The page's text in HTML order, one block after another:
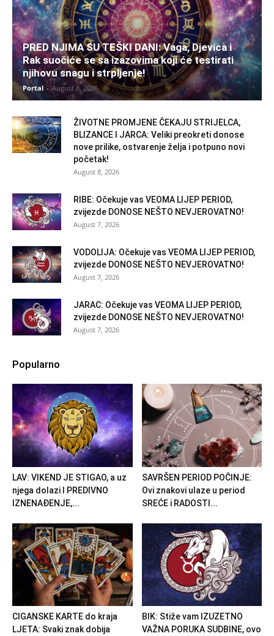
PRED NJIMA SU TEŠKI DANI: Vaga, Djevica i
Rak suočiće se sa izazovima koji će testirati
njihovu snagu i strpljenje!
Portal - August 8, 2026
ŽIVOTNE PROMJENE ČEKAJU STRIJELCA,
BLIZANCE I JARCA: Veliki preokreti donose
nove prilike, ostvarenje želja i potpuno novi
početak!
August 8, 2026
RIBE: Očekuje vas VEOMA LIJEP PERIOD,
zvijezde DONOSE NEŠTO NEVJEROVATNO!
August 7, 2026
VODOLIJA: Očekuje vas VEOMA LIJEP PERIOD,
zvijezde DONOSE NEŠTO NEVJEROVATNO!
August 7, 2026
JARAC: Očekuje vas VEOMA LIJEP PERIOD,
zvijezde DONOSE NEŠTO NEVJEROVATNO!
August 7, 2026
Popularno
LAV: VIKEND JE STIGAO, a uz
njega dolazi I PREDIVNO
IZNENAĐENJE,...
SAVRŠEN PERIOD POČINJE:
Ovi znakovi ulaze u period
SREĆE i RADOSTI...
CIGANSKE KARTE do kraja
LJETA: Svaki znak dobija
BIK: Stiže vam IZUZETNO
VAŽNA PORUKA SUDBINE, ovo